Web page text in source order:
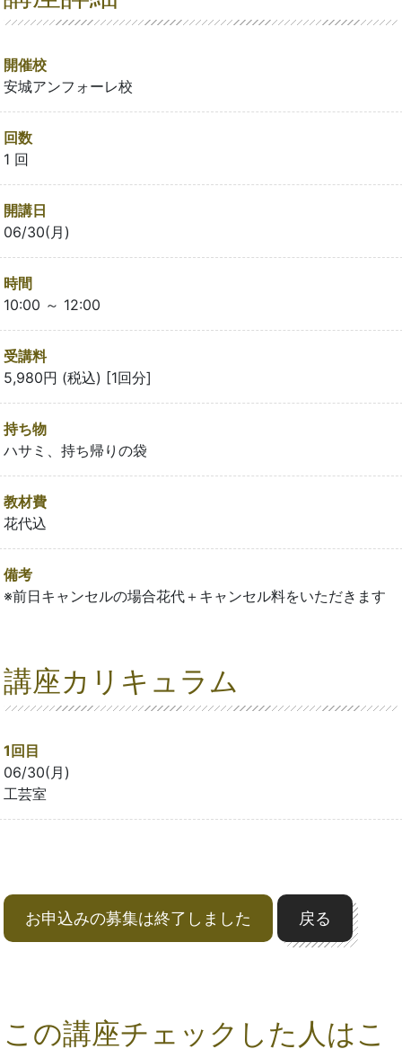
開催校
安城アンフォーレ校
回数
1 回
開講日
06/30(月)
時間
10:00 ～ 12:00
受講料
5,980円 (税込) [1回分]
持ち物
ハサミ、持ち帰りの袋
教材費
花代込
備考
※前日キャンセルの場合花代＋キャンセル料をいただきます
講座カリキュラム
1回目
06/30(月)
工芸室
お申込みの募集は終了しました 戻る
この講座チェックした人はこ